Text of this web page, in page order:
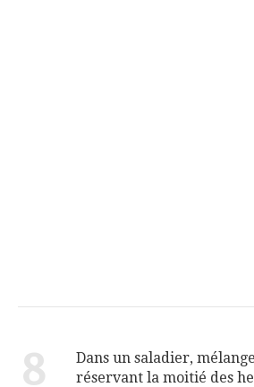
8
Dans un saladier,
réservant la moitié des